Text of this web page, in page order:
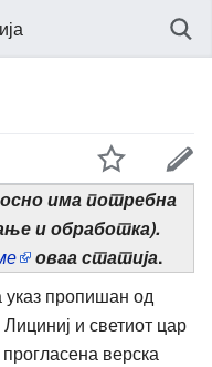
има потребна
и обработка).
оваа статија.
указ пропишан од
и светиот цар
верска